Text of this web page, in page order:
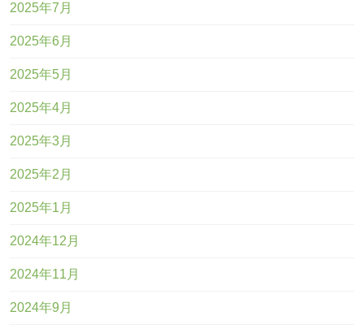
2025年7月
2025年6月
2025年5月
2025年4月
2025年3月
2025年2月
2025年1月
2024年12月
2024年11月
2024年9月